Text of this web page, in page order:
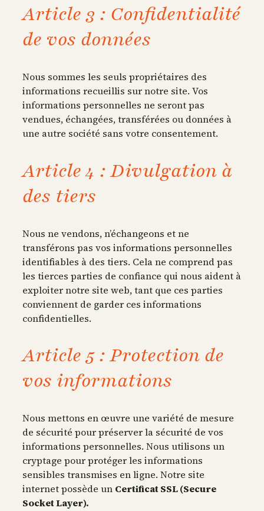
Article 3 : Confidentialité
de vos données
Nous sommes les seuls propriétaires des
informations recueillis sur notre site. Vos
informations personnelles ne seront pas
vendues, échangées, transférées ou données à
une autre société sans votre consentement.
Article 4 : Divulgation à
des tiers
Nous ne vendons, n’échangeons et ne
transférons pas vos informations personnelles
identifiables à des tiers. Cela ne comprend pas
les tierces parties de confiance qui nous aident à
exploiter notre site web, tant que ces parties
conviennent de garder ces informations
confidentielles.
Article 5 : Protection de
vos informations
Nous mettons en œuvre une variété de mesure
de sécurité pour préserver la sécurité de vos
informations personnelles. Nous utilisons un
cryptage pour protéger les informations
sensibles transmises en ligne. Notre site
internet possède un Certificat SSL (Secure
Socket Layer).